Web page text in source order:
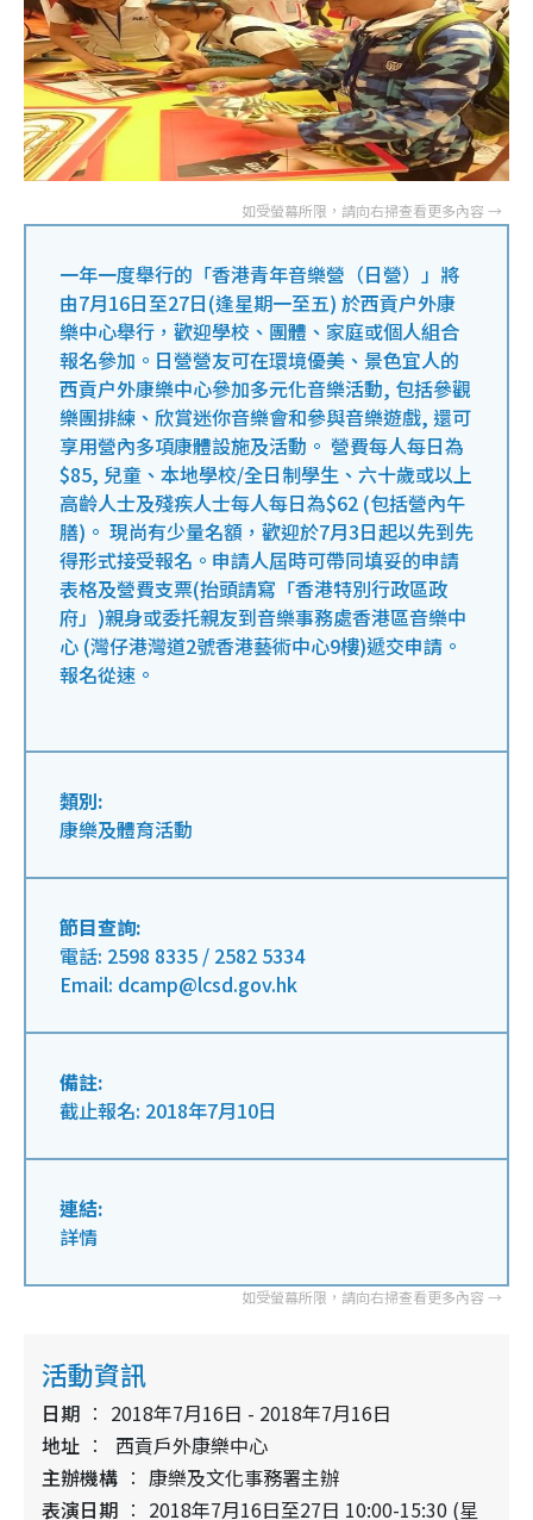
一年一度舉行的「香港青年音樂營（日營）」將
由7月16日至27日(逢星期一至五) 於西貢户外康
樂中心舉行，歡迎學校、團體、家庭或個人組合
報名參加。日營營友可在環境優美、景色宜人的
西貢户外康樂中心參加多元化音樂活動, 包括參觀
樂團排練、欣賞迷你音樂會和參與音樂遊戲, 還可
享用營內多項康體設施及活動。 營費每人每日為
$85, 兒童、本地學校/全日制學生、六十歲或以上
高齡人士及殘疾人士每人每日為$62 (包括營內午
膳)。 現尚有少量名額，歡迎於7月3日起以先到先
得形式接受報名。申請人屆時可帶同填妥的申請
表格及營費支票(抬頭請寫「香港特別行政區政
府」)親身或委托親友到音樂事務處香港區音樂中
心 (灣仔港灣道2號香港藝術中心9樓)遞交申請。
報名從速。
類別:
康樂及體育活動
節目查詢:
電話: 2598 8335 / 2582 5334
Email: dcamp@lcsd.gov.hk
備註:
截止報名: 2018年7月10日
連結:
詳情
活動資訊
日期
2018年7月16日 - 2018年7月16日
地址
西貢戶外康樂中心
主辦機構
康樂及文化事務署主辦
表演日期
2018年7月16日至27日 10:00-15:30 (星